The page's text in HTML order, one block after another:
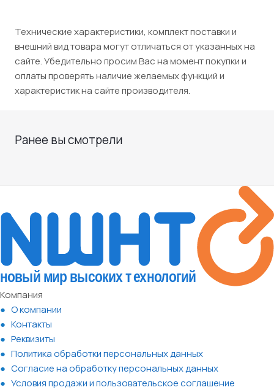
Технические характеристики, комплект поставки и
внешний вид товара могут отличаться от указанных на
сайте. Убедительно просим Вас на момент покупки и
оплаты проверять наличие желаемых функций и
характеристик на сайте производителя.
Ранее вы смотрели
Компания
О компании
Контакты
Реквизиты
Политика обработки персональных данных
Согласие на обработку персональных данных
Условия продажи и пользовательское соглашение